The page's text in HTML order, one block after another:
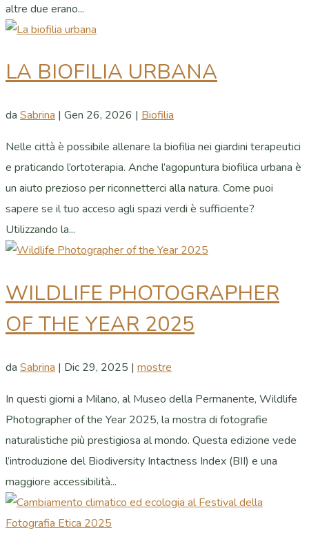
altre due erano...
LA BIOFILIA URBANA
da Sabrina | Gen 26, 2026 | Biofilia
Nelle città è possibile allenare la biofilia nei giardini terapeutici
e praticando l’ortoterapia. Anche l’agopuntura biofilica urbana è
un aiuto prezioso per riconnetterci alla natura. Come puoi
sapere se il tuo acceso agli spazi verdi è sufficiente?
Utilizzando la...
WILDLIFE PHOTOGRAPHER
OF THE YEAR 2025
da Sabrina | Dic 29, 2025 | mostre
In questi giorni a Milano, al Museo della Permanente, Wildlife
Photographer of the Year 2025, la mostra di fotografie
naturalistiche più prestigiosa al mondo. Questa edizione vede
l’introduzione del Biodiversity Intactness Index (BII) e una
maggiore accessibilità...